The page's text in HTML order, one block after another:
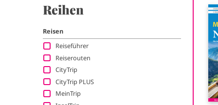
n
a
n
a
Reihen
Reisen
Reiseführer
Reiserouten
CityTrip
CityTrip PLUS
MeinTrip
I
m
a
g
e